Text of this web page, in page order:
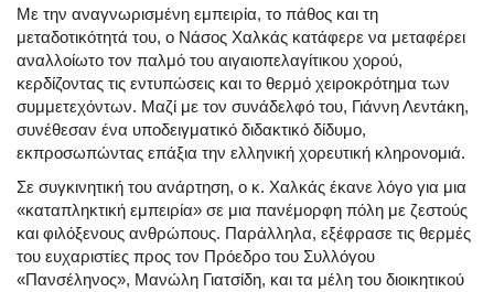
Με την αναγνωρισμένη εμπειρία, το πάθος και τη
μεταδοτικότητά του, ο Νάσος Χαλκάς κατάφερε να μεταφέρει
αναλλοίωτο τον παλμό του αιγαιοπελαγίτικου χορού,
κερδίζοντας τις εντυπώσεις και το θερμό χειροκρότημα των
συμμετεχόντων. Μαζί με τον συνάδελφό του, Γιάννη Λεντάκη,
συνέθεσαν ένα υποδειγματικό διδακτικό δίδυμο,
εκπροσωπώντας επάξια την ελληνική χορευτική κληρονομιά.
Σε συγκινητική του ανάρτηση, ο κ. Χαλκάς έκανε λόγο για μια
«καταπληκτική εμπειρία» σε μια πανέμορφη πόλη με ζεστούς
και φιλόξενους ανθρώπους. Παράλληλα, εξέφρασε τις θερμές
του ευχαριστίες προς τον Πρόεδρο του Συλλόγου
«Πανσέληνος», Μανώλη Γιατσίδη, και τα μέλη του διοικητικού